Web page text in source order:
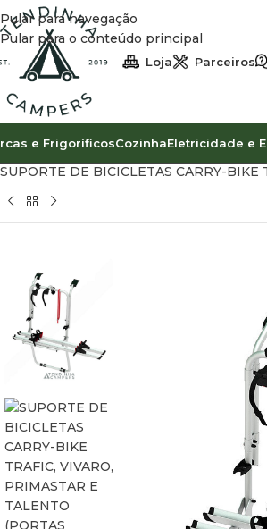
Pular para navegação
Pular para o conteúdo principal
Loja Parceiros
e FrigoríficosCozinhaEletricidade e
Início Acessórios de Exterior Porta
SUPORTE DE BICICLETAS CARRY-